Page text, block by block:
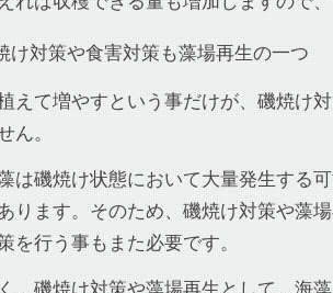
け対策や食害対策も藻場再生の一つ
えて増やすという事だけが、磯焼け
ん。
は磯焼け状態において大量発生する
ります。そのため、磯焼け対策や藻
を行う事もまた必要です。
、磯焼け対策や藻場再生として、海